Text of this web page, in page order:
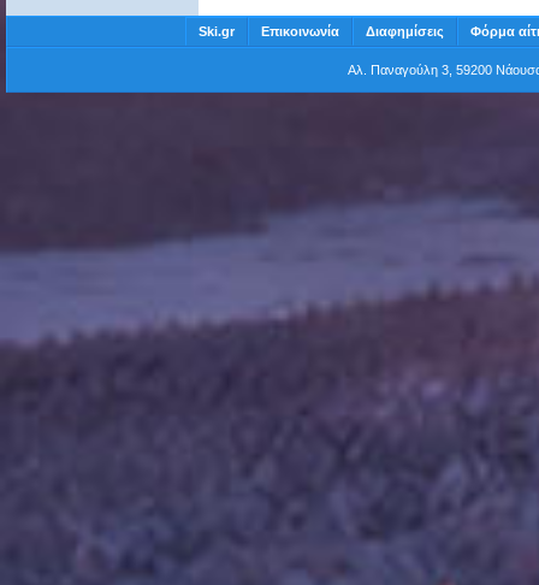
Ski.gr Επικοινωνία Διαφημίσεις Φόρμα
Αλ. Παναγούλη 3, 59200